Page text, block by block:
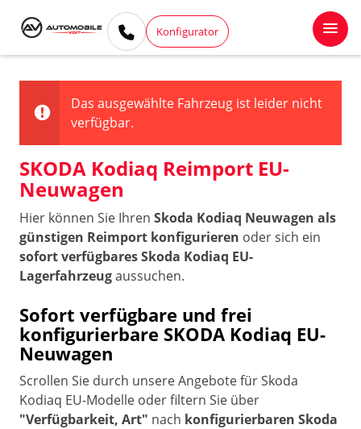
Konfigurator
Das ausgewählte Fahrzeug ist leider nicht
verfügbar.
SKODA Kodiaq Reimport EU-
Neuwagen
Hier können Sie Ihren Skoda Kodiaq Neuwagen als
günstigen Reimport konfigurieren oder sich ein
sofort verfügbares Skoda Kodiaq EU-
Lagerfahrzeugaussuchen.
Sofort verfügbare und frei
konfigurierbare SKODA Kodiaq EU-
Neuwagen
Scrollen Sie durch unsere Angebote für Skoda
Kodiaq EU-Modelle oder filtern Sie über
"Verfügbarkeit, Art" nach konfigurierbaren Skoda